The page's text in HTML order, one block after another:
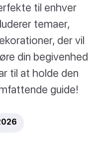
til enhver
temaer,
der vil
din begivenhed
til at holde den
guide!